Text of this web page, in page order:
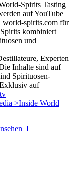
Spirits Tasting
auf YouTube
world-spirits.com für
kombiniert
und
Experten
Inhalte sind auf
Spirituosen-
auf
>Inside World
I